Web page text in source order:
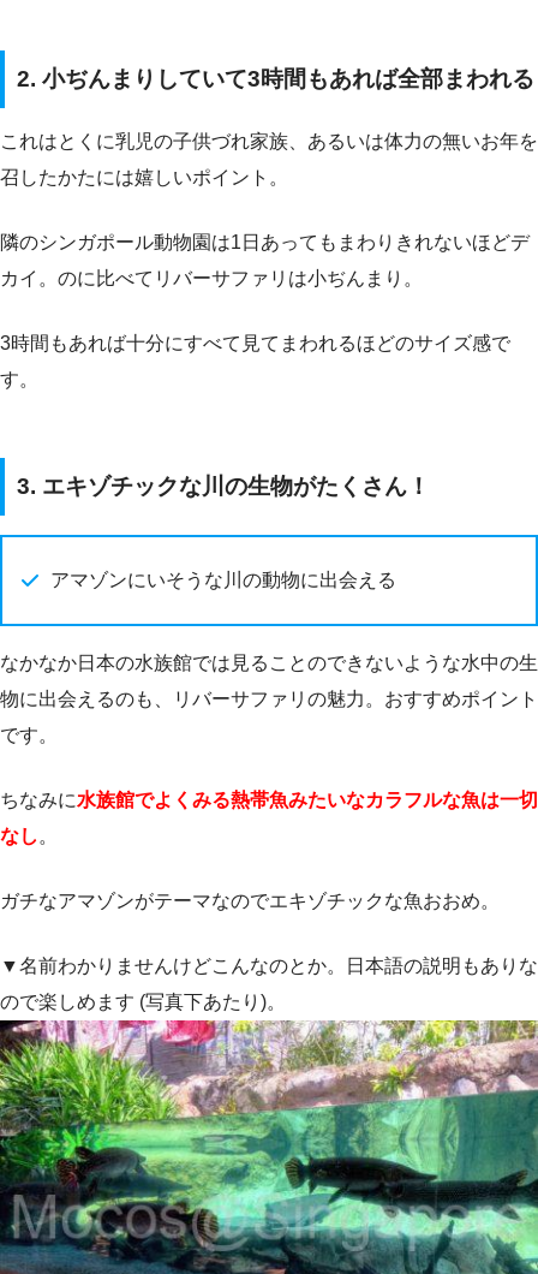
2. 小ぢんまりしていて3時間もあれば全部まわれる
これはとくに乳児の子供づれ家族、あるいは体力の無いお年を
召したかたには嬉しいポイント。
隣のシンガポール動物園は1日あってもまわりきれないほどデ
カイ。のに比べてリバーサファリは小ぢんまり。
3時間もあれば十分にすべて見てまわれるほどのサイズ感で
す。
3. エキゾチックな川の生物がたくさん！
アマゾンにいそうな川の動物に出会える
なかなか日本の水族館では見ることのできないような水中の生
物に出会えるのも、リバーサファリの魅力。おすすめポイント
です。
ちなみに水族館でよくみる熱帯魚みたいなカラフルな魚は一切
なし 。
ガチなアマゾンがテーマなのでエキゾチックな魚おおめ。
▼名前わかりませんけどこんなのとか。日本語の説明もありな
ので楽しめます (写真下あたり)。